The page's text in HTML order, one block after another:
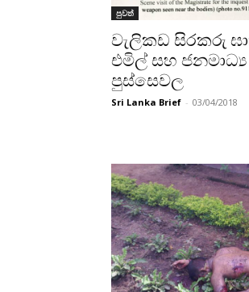
පුවත්
වැලිකඩ සිරකරු
එමිල් සහ
පුස්සෙවල
Sri Lanka Brief - 03/04/2018